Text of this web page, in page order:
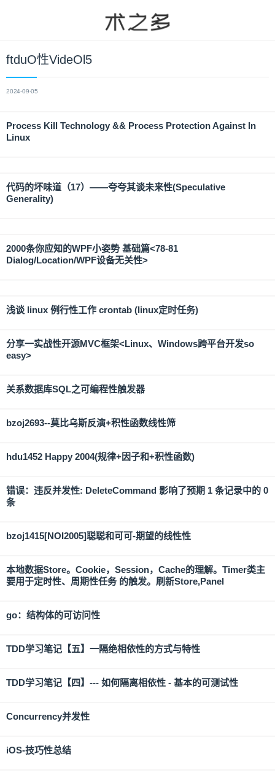
ftduO性VideOl5
2024-09-05
Process Kill Technology && Process Protection Against In
Linux
代码的坏味道（17）——夸夸其谈未来性(Speculative
Generality)
2000条你应知的WPF小姿势 基础篇<78-81
Dialog/Location/WPF设备无关性>
浅谈 linux 例行性工作 crontab (linux定时任务)
分享一实战性开源MVC框架<Linux、Windows跨平台开发so
easy>
关系数据库SQL之可编程性触发器
bzoj2693--莫比乌斯反演+积性函数线性筛
hdu1452 Happy 2004(规律+因子和+积性函数)
错误：违反并发性: DeleteCommand 影响了预期 1 条记录中的 0
条
bzoj1415[NOI2005]聪聪和可可-期望的线性性
本地数据Store。Cookie，Session，Cache的理解。Timer类主
要用于定时性、周期性任务 的触发。刷新Store,Panel
go：结构体的可访问性
TDD学习笔记【五】一隔绝相依性的方式与特性
TDD学习笔记【四】--- 如何隔离相依性 - 基本的可测试性
Concurrency并发性
iOS-技巧性总结